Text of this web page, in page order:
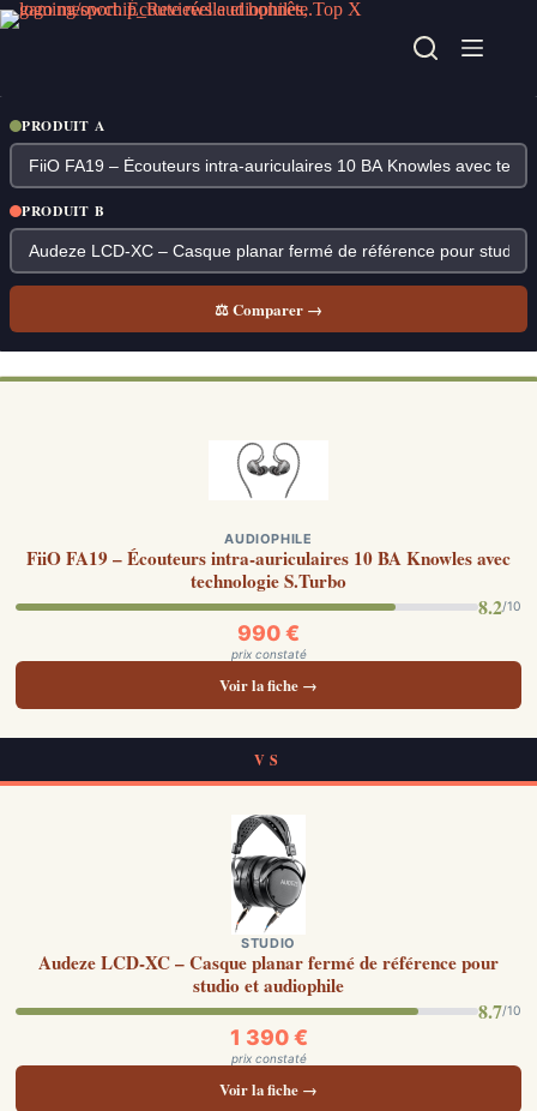
Passer
au
PRODUIT A
PRODUIT B
⚖ Comparer →
AUDIOPHILE
FiiO FA19 – Écouteurs intra-auriculaires 10 BA Knowles avec
technologie S.Turbo
8.2/10
990 €
prix constaté
Voir la fiche →
VS
STUDIO
Audeze LCD-XC – Casque planar fermé de référence pour
studio et audiophile
8.7/10
1 390 €
prix constaté
Voir la fiche →